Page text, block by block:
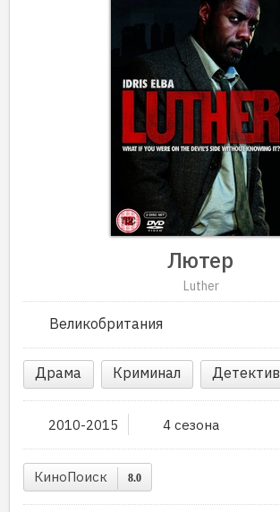
Лютер
Luther
Великобритания
Драма Криминал Детектив
2010-2015 4 сезона
КиноПоиск 8.0